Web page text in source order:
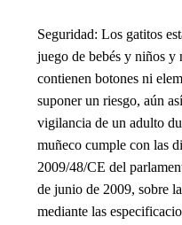
Seguridad: Los gatitos
juego de bebés y niños y
contienen botones ni
suponer un riesgo, aún
vigilancia de un adulto
muñeco cumple con las
2009/48/CE del
de junio de 2009, sobre
mediante las